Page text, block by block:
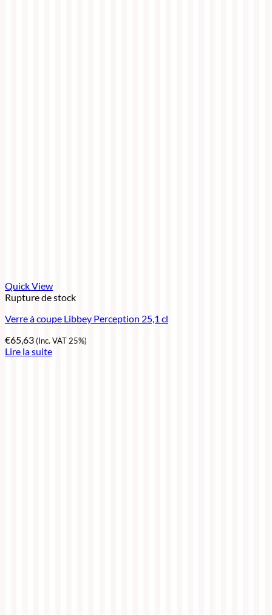
Quick View
Rupture de stock
Verre à coupe Libbey Perception 25,1 cl
€65,63(Inc. VAT 25%)
Lire la suite